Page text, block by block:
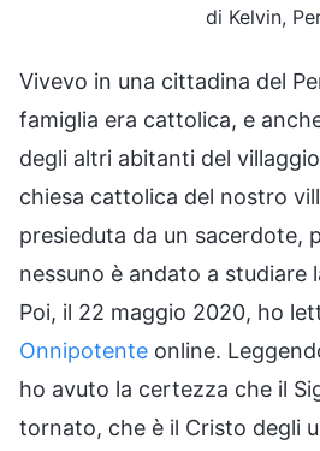
di Kelvin,
Vivevo in una cittadina del
famiglia era cattolica, e
degli altri abitanti del
chiesa cattolica del nostro
presieduta da un sacerdote,
nessuno è andato a studiare
Poi, il 22 maggio 2020, ho
Onnipotente online.
ho avuto la certezza che il
tornato, che è il Cristo degli